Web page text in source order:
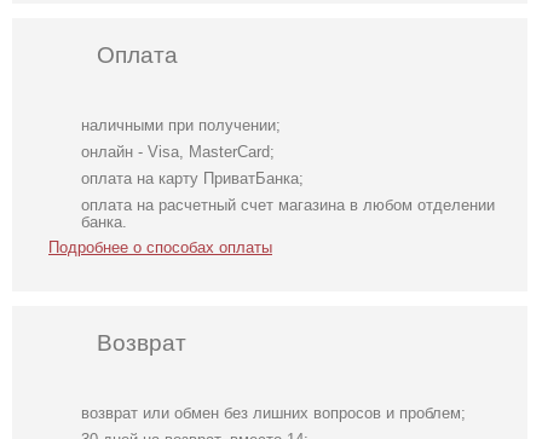
Оплата
наличными при получении;
онлайн - Visa, MasterCard;
оплата на карту ПриватБанка;
оплата на расчетный счет магазина в любом отделении
банка.
Подробнее о способах оплаты
Возврат
возврат или обмен без лишних вопросов и проблем;
Атласное платье Атласное